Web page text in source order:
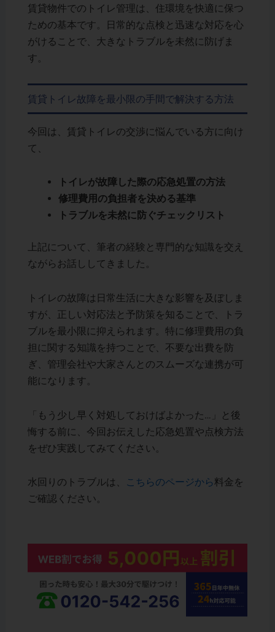
賃貸物件でのトイレ管理は、住環境を快適に保つ
ための基本です。日常的な点検と迅速な対応を心
がけることで、大きなトラブルを未然に防げま
す。
賃貸トイレ故障を最小限の手間で解決する方法
今回は、賃貸トイレの交渉に悩んでいる方に向け
て、
トイレが故障した際の応急処置の方法
修理費用の負担者を決める基準
トラブルを未然に防ぐチェックリスト
上記について、筆者の経験と専門的な知識を交え
ながらお話ししてきました。
トイレの故障は日常生活に大きな影響を及ぼしま
すが、正しい対応法と予防策を知ることで、トラ
ブルを最小限に抑えられます。特に修理費用の負
担に関する知識を持つことで、不要な出費を防
ぎ、管理会社や大家さんとのスムーズな連携が可
能になります。
「もう少し早く対処しておけばよかった…」と後
悔する前に、今回お伝えした応急処置や点検方法
をぜひ実践してみてください。
水回りのトラブルは、 こちらのページから 料金を
ご確認ください。